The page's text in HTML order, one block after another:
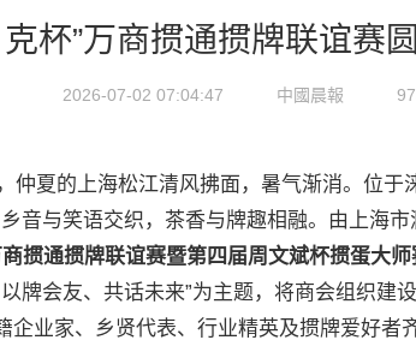
克杯”万商掼通掼牌联谊赛
2026-07-02 07:04:47 中國晨報
仲夏的上海松江清风拂面，暑气渐消。位于
音与笑语交织，茶香与牌趣相融。由上海
掼通掼牌联谊赛暨第四届周文斌杯掼蛋大师
牌会友、共话未来”为主题，将商会组织建
企业家、乡贤代表、行业精英及掼牌爱好者